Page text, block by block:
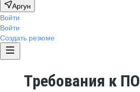
Аргун
Войти
Войти
Создать резюме
Требования к ПО